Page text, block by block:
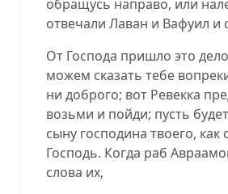
обращусь направо, или
отвечали Лаван и Вафуил и
От Господа пришло это
можем сказать тебе
ни доброго; вот Ревекка
возьми и пойди; пусть
сыну господина твоего, как
Господь. Когда раб
слова их,